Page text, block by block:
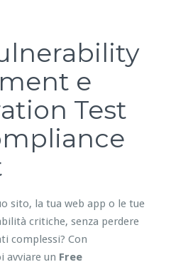
e
Test
sito, la tua web app o le tue
critiche, senza perdere
complessi? Con
avviare un Free